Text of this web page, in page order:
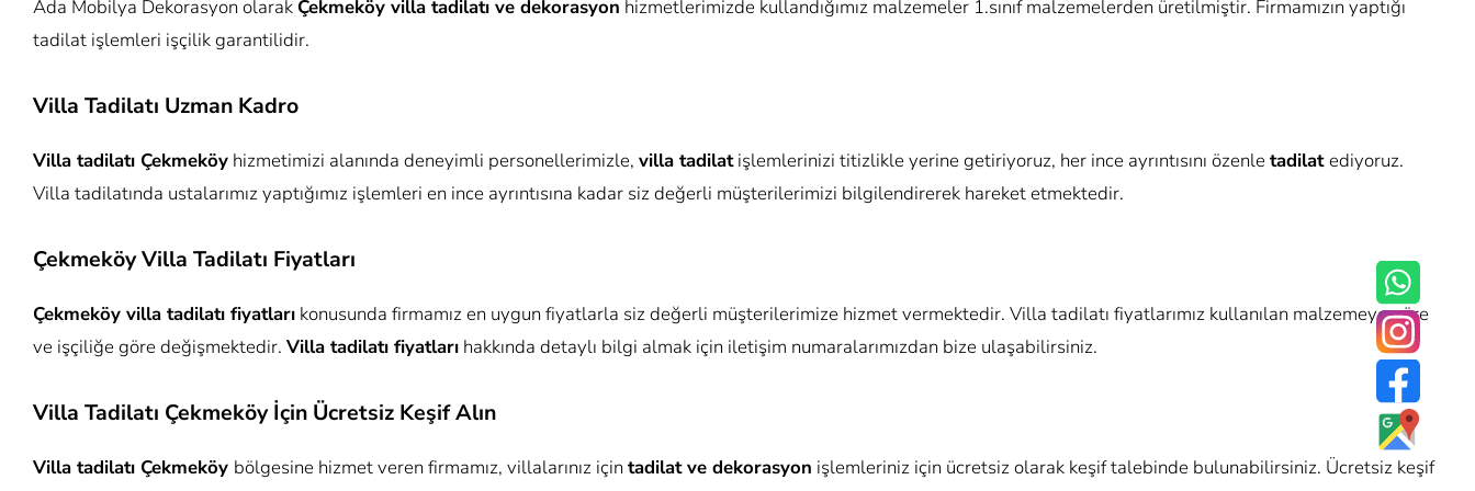
Ada Mobilya Dekorasyon olarak Çekmeköy villa tadilatı ve dekorasyon hizmetlerimizde kullandığımız malzemeler 1.sınıf malzemelerden üretilmiştir. Firmamızın yaptığı
tadilat işlemleri işçilik garantilidir.
Villa Tadilatı Uzman Kadro
Villa tadilatı Çekmeköy hizmetimizi alanında deneyimli personellerimizle, villa tadilatişlemlerinizi titizlikle yerine getiriyoruz, her ince ayrıntısını özenle tadilatediyoruz.
Villa tadilatında ustalarımız yaptığımız işlemleri en ince ayrıntısına kadar siz değerli müşterilerimizi bilgilendirerek hareket etmektedir.
Çekmeköy Villa Tadilatı Fiyatları
Çekmeköy villa tadilatı fiyatları konusunda firmamız en uygun fiyatlarla siz değerli müşterilerimize hizmet vermektedir. Villa tadilatı fiyatlarımız kullanılan malzemeye göre
ve işçiliğe göre değişmektedir. Villa tadilatı fiyatları hakkında detaylı bilgi almak için iletişim numaralarımızdan bize ulaşabilirsiniz.
Villa Tadilatı Çekmeköy İçin Ücretsiz Keşif Alın
Villa tadilatı Çekmeköy bölgesine hizmet veren firmamız, villalarınız içintadilat ve dekorasyon işlemleriniz için ücretsiz olarak keşif talebinde bulunabilirsiniz. Ücretsiz keşif